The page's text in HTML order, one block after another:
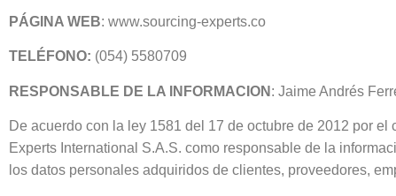
PÁGINA WEB: www.sourcing-experts.co
TELÉFONO: (054) 5580709
RESPONSABLE DE LA INFORMACION : Jaime Andrés
De acuerdo con la ley 1581 del 17 de octubre de 2012 por
Experts International S.A.S. como responsable de la
los datos personales adquiridos de clientes, proveedores,